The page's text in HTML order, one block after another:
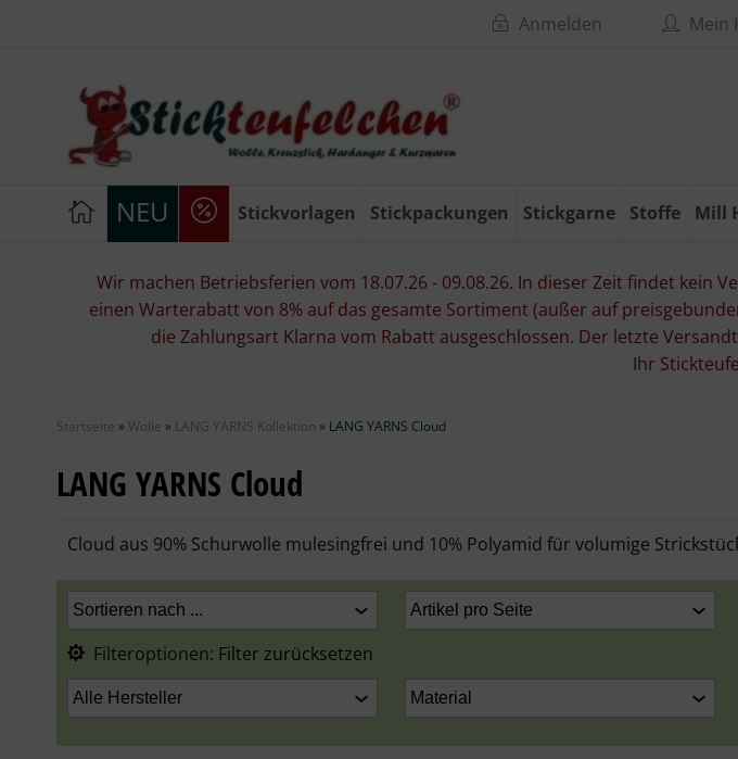
Anmelden Mein
NEU Stickvorlagen Stickpackungen Stickgarne Stoffe Mill
Wir machen Betriebsferien vom 18.07.26 - 09.08.26. In dieser Zeit findet kein
einen Warterabatt von 8% auf das gesamte Sortiment (außer auf
die Zahlungsart Klarna vom Rabatt ausgeschlossen. Der letzte
Ihr
Startseite » Wolle » LANG YARNS Kollektion » LANG YARNS Cloud
LANG YARNS Cloud
Cloud aus 90% Schurwolle mulesingfrei und 10% Polyamid für volumige
Filteroptionen: Filter zurücksetzen